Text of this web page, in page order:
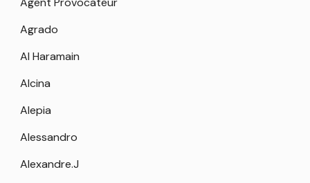
Agrado
Al Haramain
Alcina
Alepia
Alessandro
Alexandre.J